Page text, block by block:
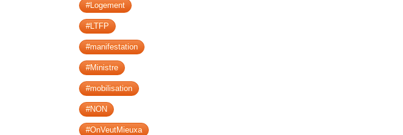
#Logement
#LTFP
#manifestation
#Ministre
#mobilisation
#NON
#OnVeutMieuxa